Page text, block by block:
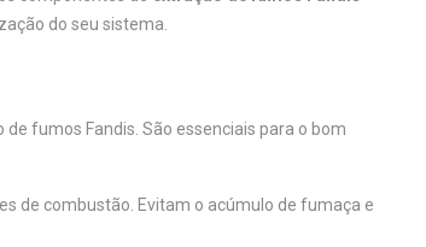
do seu sistema.
fumos Fandis. São essenciais para o bom
de combustão. Evitam o acúmulo de fumaça e